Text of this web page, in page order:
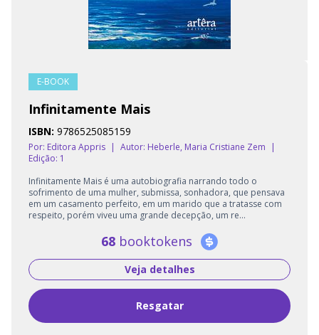
E-BOOK
Infinitamente Mais
ISBN: 9786525085159
Por: Editora Appris | Autor: Heberle, Maria Cristiane Zem
|
Edição: 1
Infinitamente Mais é uma autobiografia narrando todo o
sofrimento de uma mulher, submissa, sonhadora, que pensava
em um casamento perfeito, em um marido que a tratasse com
respeito, porém viveu uma grande decepção, um re...
68 booktokens
Veja detalhes
Resgatar